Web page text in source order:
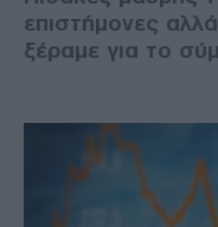
επιστήμονες
ξέραμε για το